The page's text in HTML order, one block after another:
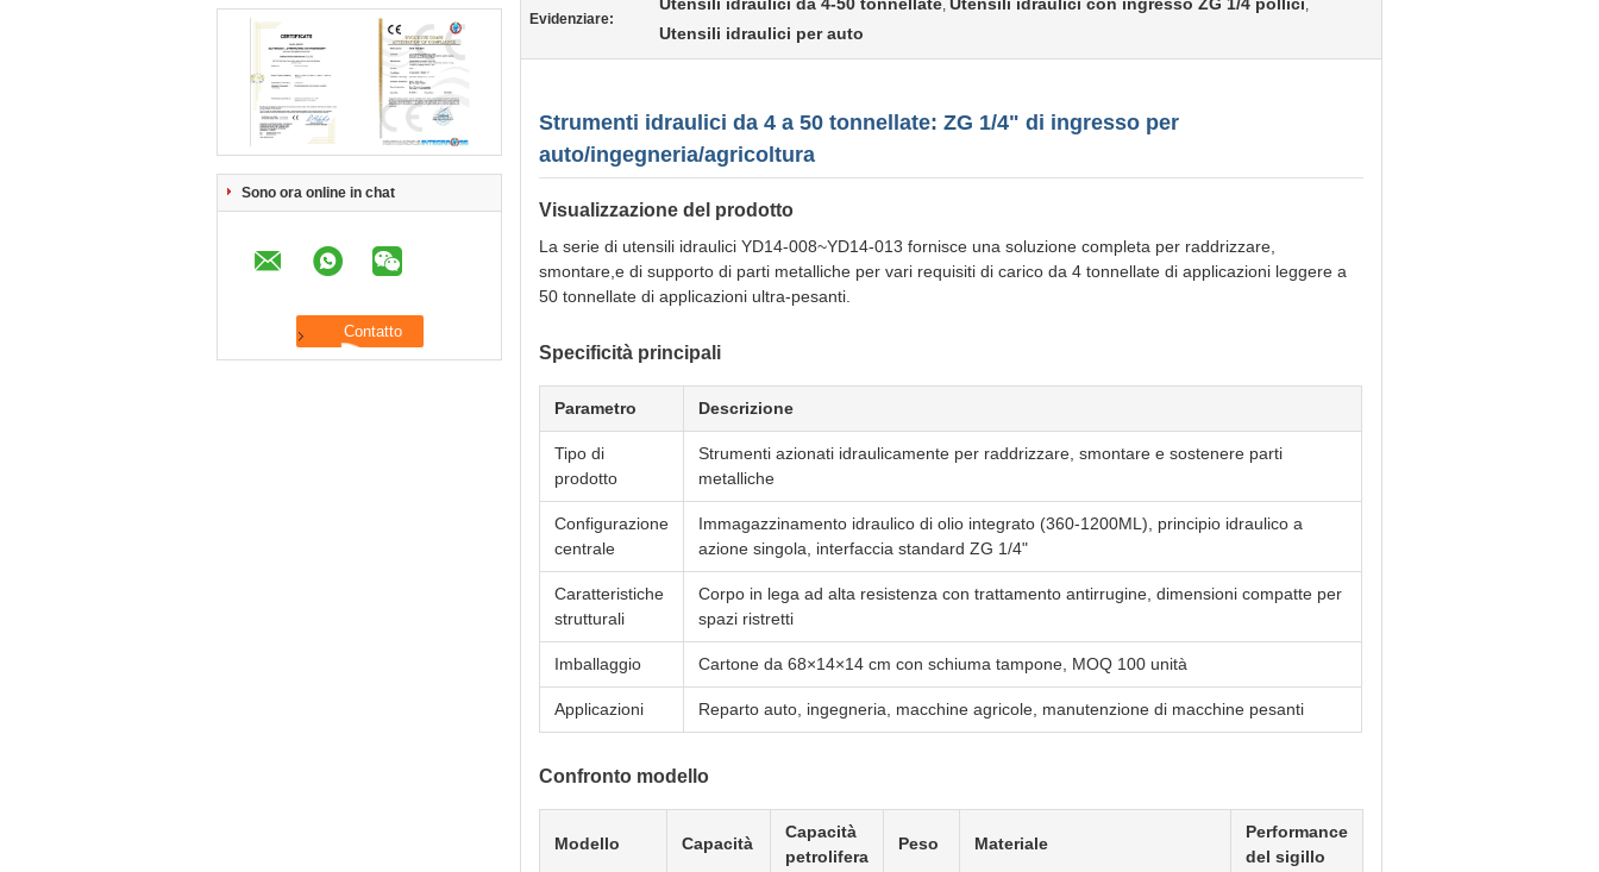
Sono ora online in chat
Evidenziare:
, ,
Utensili idraulici per auto
Strumenti idraulici da 4 a 50 tonnellate: ZG 1/4" di ingresso per
auto/ingegneria/agricoltura
Visualizzazione del prodotto
La serie di utensili idraulici YD14-008~YD14-013 fornisce una soluzione completa per raddrizzare,
smontare,e di supporto di parti metalliche per vari requisiti di carico da 4 tonnellate di applicazioni leggere a
50 tonnellate di applicazioni ultra-pesanti.
Specificità principali
Parametro Descrizione
Tipo di
prodotto
Strumenti azionati idraulicamente per raddrizzare, smontare e sostenere parti
metalliche
Configurazione
centrale
Immagazzinamento idraulico di olio integrato (360-1200ML), principio idraulico a
azione singola, interfaccia standard ZG 1/4"
Caratteristiche
strutturali
Corpo in lega ad alta resistenza con trattamento antirrugine, dimensioni compatte per
spazi ristretti
Imballaggio Cartone da 68×14×14 cm con schiuma tampone, MOQ 100 unità
Applicazioni Reparto auto, ingegneria, macchine agricole, manutenzione di macchine pesanti
Confronto modello
Modello Capacità
Capacità
petrolifera
Peso Materiale
Performance
del sigillo